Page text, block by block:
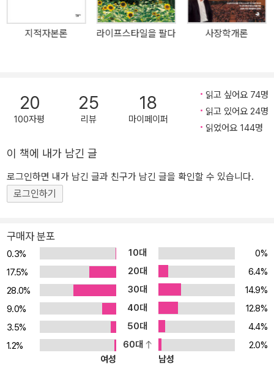
로 35평 작은 대여점에서 시작해 현재 일본 내 1,400개 매장을 갖춘
국민 브랜드로 성장했다. 여러 업종을 망라한 공통 포인트 적립 서비
스인 ‘T포인트’는 2003년에 개시한 이후 현재 일본 인구의 절반에 달
품까지 다양한 생활용품을 제안하는 형태로 변모해왔다. 또한 스타벅
스, 패밀리마트와의 융합매장을 통해 접객력을 높이고 매장을 방문한
사람들이 매장을 자신의 집, 서재처럼 느끼며 얼마든지 편안하게 머
물 수 있도록 공간의 영역을 확장했다. 최근에는 에어비앤비와 제휴
플릭스와 아마존닷컴 등 대형 콘텐츠 서비스 업체의 공세에 맞서고
있다. 츠타야 서점은 단순한 ‘서점’ ‘대여점’이 아닌 글로벌 기획회사로
장과 고객의 기분으로 생각한 결과, ‘좋은 것’ 그 이상을 제공하는 지
적 공간을 탄생시키다 영국 왕세손과 덴마크 왕과 왕비가 일본에 방
문했을 당시 허락된 자유 일정에 유일하게 찾은 곳이 바로 ‘츠타야 서
점’이었다. 뿐만 아니라 츠타야에 다녀온 수많은 사람들이 츠타야 서
점을 ‘꼭 들러봐야 할 곳’ ‘마음이 편안해지는 곳’ ‘내가 원했던 삶이 있
는 곳’이라 평가한다. 오프라인 매장에서는 구경만 하고 온라인에서
최저가를 찾아 구매하는 시대에 소비자들의 발길을 매장에 붙들어둔
츠타야, 과연 그들의 공간에는 어떤 비밀이 숨겨져 있을까? 《취향을
설계하는 곳, 츠타야(위즈덤하우스 刊)》는 CCC 최고경영자인 마스
지적자본론 라이프스타일을 팔다 사장학개론
20
100자평
25
리뷰
18
마이페이퍼
읽고 싶어요 74명
읽고 있어요 24명
읽었어요 144명
이 책에 내가 남긴 글
로그인하면 내가 남긴 글과 친구가 남긴 글을 확인할 수 있습니다.
로그인하기
구매자 분포
0.3% 10대
0%
17.5%
20대
6.4%
28.0%
30대
14.9%
9.0%
40대
12.8%
3.5%
50대
4.4%
1.2%
60대
2.0%
여성
남성